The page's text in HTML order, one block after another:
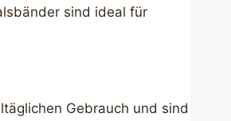
sind ideal für
Gebrauch und sind